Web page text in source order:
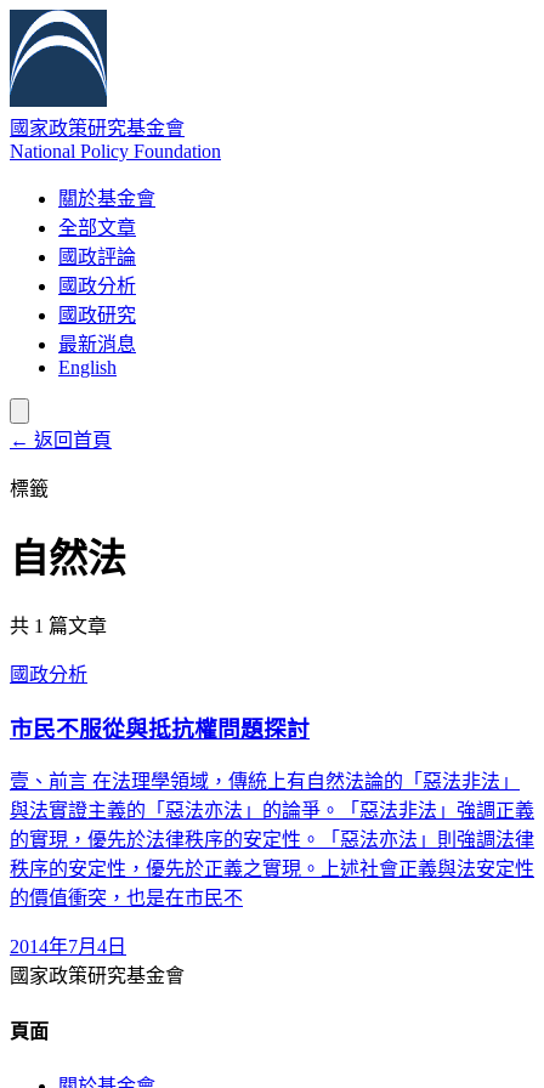
國家政策研究基金會
National Policy Foundation
關於基金會
全部文章
國政評論
國政分析
國政研究
最新消息
English
← 返回首頁
標籤
自然法
共 1 篇文章
國政分析
市民不服從與抵抗權問題探討
壹、前言 在法理學領域，傳統上有自然法論的「惡法非法」
與法實證主義的「惡法亦法」的論爭。「惡法非法」強調正義
的實現，優先於法律秩序的安定性。「惡法亦法」則強調法律
秩序的安定性，優先於正義之實現。上述社會正義與法安定性
的價值衝突，也是在市民不
2014年7月4日
國家政策研究基金會
頁面